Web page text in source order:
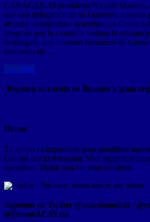
CARACAS.-El presidente Nicolás Maduro,
que una delegación de su Gobierno liderada
alcanzó «tremendos» acuerdos con Corea
luego de que la comisión visitara la semana
desplegado con nuestros hermanos de
hermanos de …
Leer Mas
¡Registra tu cuenta en Binance y gana
Donar
Tu apoyo es importante para garantizar
Gracias por tu donación. Your support is
operation. Thank you for your donation.
Síguenos en Twitter @acaeslanoticia /
@PromoACAVzla